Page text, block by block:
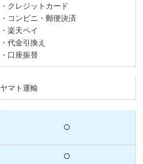
・クレジットカード
・コンビニ・郵便決済
・楽天ペイ
・代金引換え
・口座振替
ヤマト運輸
○
○